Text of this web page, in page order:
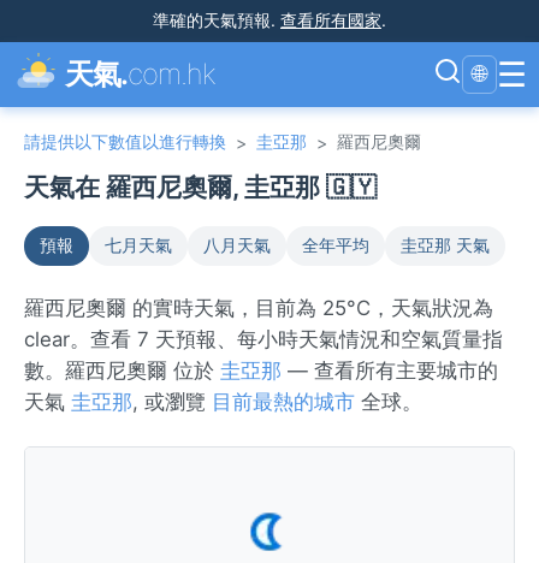
準確的天氣預報. 查看所有國家.
天氣.com.hk 🌐 ☰
請提供以下數值以進行轉換 > 圭亞那 > 羅西尼奧爾
天氣在 羅西尼奧爾, 圭亞那 🇬🇾
預報 七月天氣 八月天氣 全年平均 圭亞那 天氣
羅西尼奧爾 的實時天氣，目前為 25°C，天氣狀況為
clear。查看 7 天預報、每小時天氣情況和空氣質量指
數。羅西尼奧爾 位於 圭亞那 — 查看所有主要城市的
天氣 圭亞那, 或瀏覽 目前最熱的城市 全球。